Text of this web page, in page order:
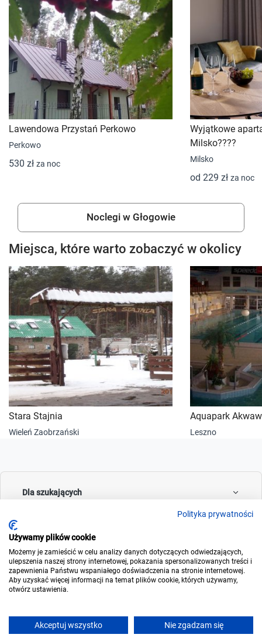
Lawendowa Przystań Perkowo
Perkowo
530 zł za noc
Wyjątkowe
Milsko????
Milsko
od 229 zł za noc
Noclegi w Głogowie
Miejsca, które warto zobaczyć w okolicy
Stara Stajnia
Wieleń Zaobrzański
Aquapark
Leszno
Dla szukających
Dla wynajmujących
Polityka prywatności
Używamy plików cookie
Możemy je zamieścić w celu analizy danych dotyczących odwiedzających,
ulepszenia naszej strony internetowej, pokazania spersonalizowanych treści i
zapewnienia Państwu wspaniałego doświadczenia na stronie internetowej.
Aby uzyskać więcej informacji na temat plików cookie, których używamy,
otwórz ustawienia.
Akceptuj wszystko Nie zgadzam się